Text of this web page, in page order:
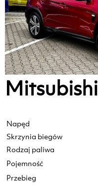
Mitsubishi
Napęd
Skrzynia biegów
Rodzaj paliwa
Pojemność
Przebieg